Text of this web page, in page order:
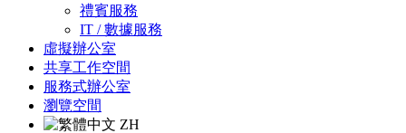
禮賓服務
IT / 數據服務
虛擬辦公室
共享工作空間
服務式辦公室
瀏覽空間
ZH